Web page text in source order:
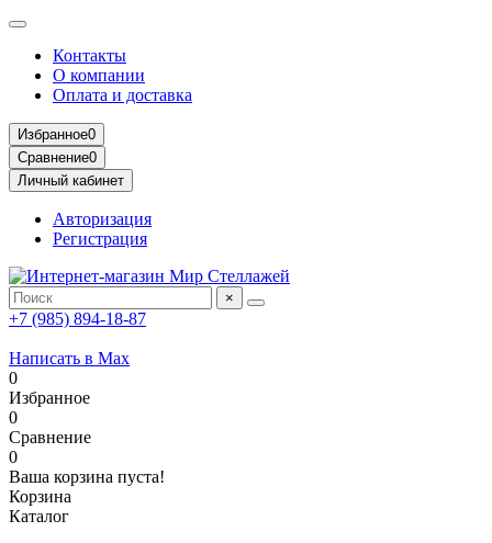
Контакты
О компании
Оплата и доставка
Избранное0
Сравнение0
Личный кабинет
Авторизация
Регистрация
×
+7 (985) 894-18-87
Написать в Max
0
Избранное
0
Сравнение
0
Ваша корзина пуста!
Корзина
Каталог